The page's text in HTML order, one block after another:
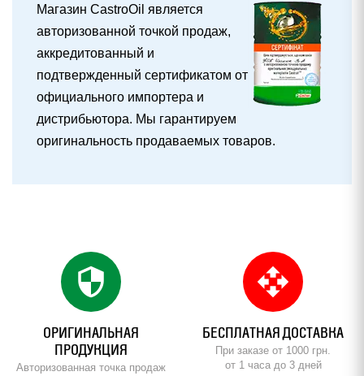
Магазин CastroOil является
авторизованной точкой продаж,
аккредитованный и
подтвержденный сертификатом от
официального импортера и
дистрибьютора. Мы гарантируем
оригинальность продаваемых товаров.
security
ОРИГИНАЛЬНАЯ
ПРОДУКЦИЯ
Авторизованная точка продаж
open_with
БЕСПЛАТНАЯ ДОСТАВКА
При заказе от 1000 грн.
от 1 часа до 3 дней